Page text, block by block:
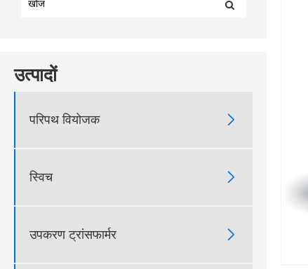
उत्पादों
परिपथ वियोजक 
स्विच 
उपकरण ट्रांसफार्मर 